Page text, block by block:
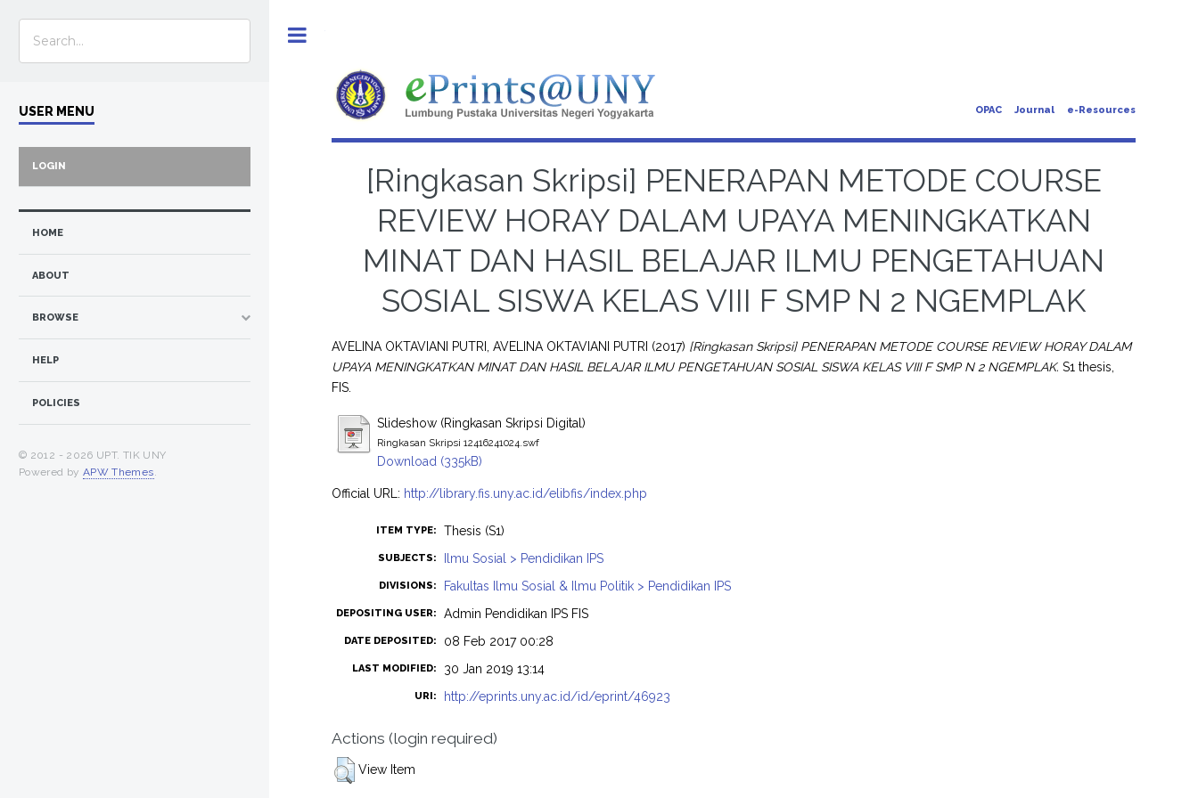
OPAC Journal e-Resources
[Ringkasan Skripsi] PENERAPAN METODE COURSE
REVIEW HORAY DALAM UPAYA MENINGKATKAN
MINAT DAN HASIL BELAJAR ILMU PENGETAHUAN
SOSIAL SISWA KELAS VIII F SMP N 2 NGEMPLAK
AVELINA OKTAVIANI PUTRI, AVELINA OKTAVIANI PUTRI (2017) [Ringkasan Skripsi] PENERAPAN METODE COURSE REVIEW HORAY DALAM
UPAYA MENINGKATKAN MINAT DAN HASIL BELAJAR ILMU PENGETAHUAN SOSIAL SISWA KELAS VIII F SMP N 2 NGEMPLAK. S1 thesis,
FIS.
Slideshow (Ringkasan Skripsi Digital)
Ringkasan Skripsi 12416241024.swf
Download (335kB)
Official URL: http://library.fis.uny.ac.id/elibfis/index.php
ITEM TYPE: Thesis (S1)
SUBJECTS: Ilmu Sosial > Pendidikan IPS
DIVISIONS: Fakultas Ilmu Sosial & Ilmu Politik > Pendidikan IPS
DEPOSITING USER: Admin Pendidikan IPS FIS
DATE DEPOSITED: 08 Feb 2017 00:28
LAST MODIFIED: 30 Jan 2019 13:14
URI: http://eprints.uny.ac.id/id/eprint/46923
Actions (login required)
View Item
USER MENU
LOGIN
HOME
ABOUT
BROWSE
HELP
POLICIES
© 2012 - 2026 UPT. TIK UNY
Powered by APW Themes